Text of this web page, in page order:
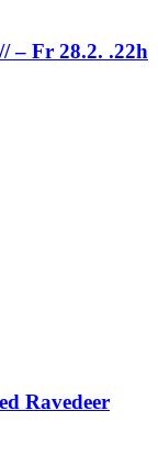
– Fr 28.2. .22h
Ravedeer